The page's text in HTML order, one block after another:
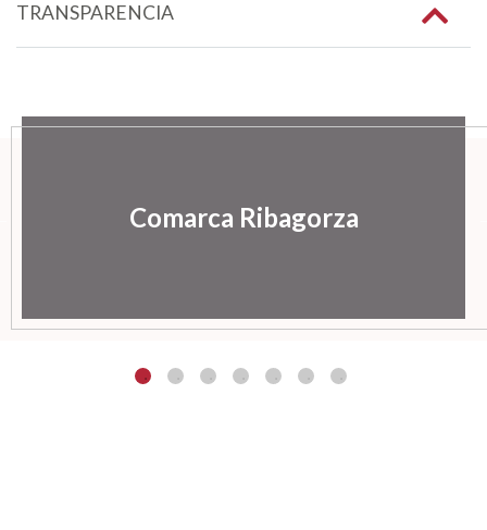
TRANSPARENCIA
Comarca Ribagorza